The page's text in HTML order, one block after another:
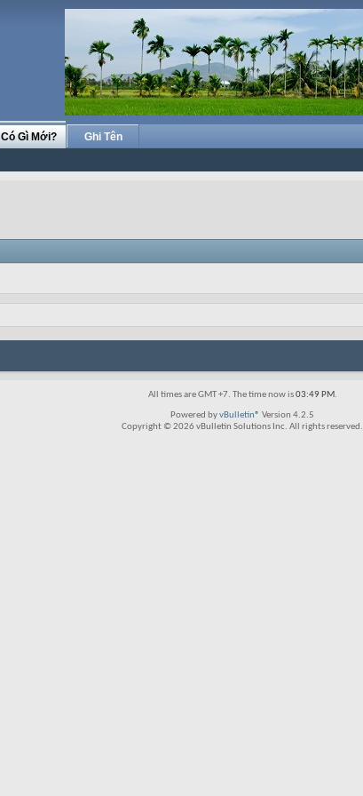
Có Gì Mới? Ghi Tên
All times are GMT +7. The time now is03:49 PM.
Powered byvBulletin® Version 4.2.5
Copyright © 2026 vBulletin Solutions Inc. All rights reserved.